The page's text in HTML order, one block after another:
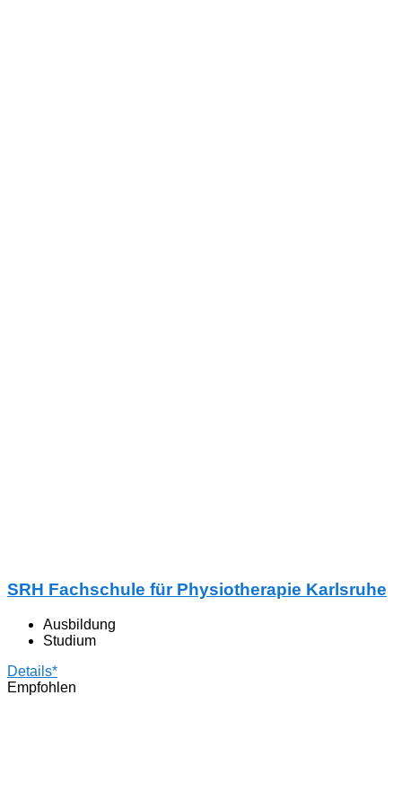
SRH Fachschule für Physiotherapie Karlsruhe
Ausbildung
Studium
Details*
Empfohlen